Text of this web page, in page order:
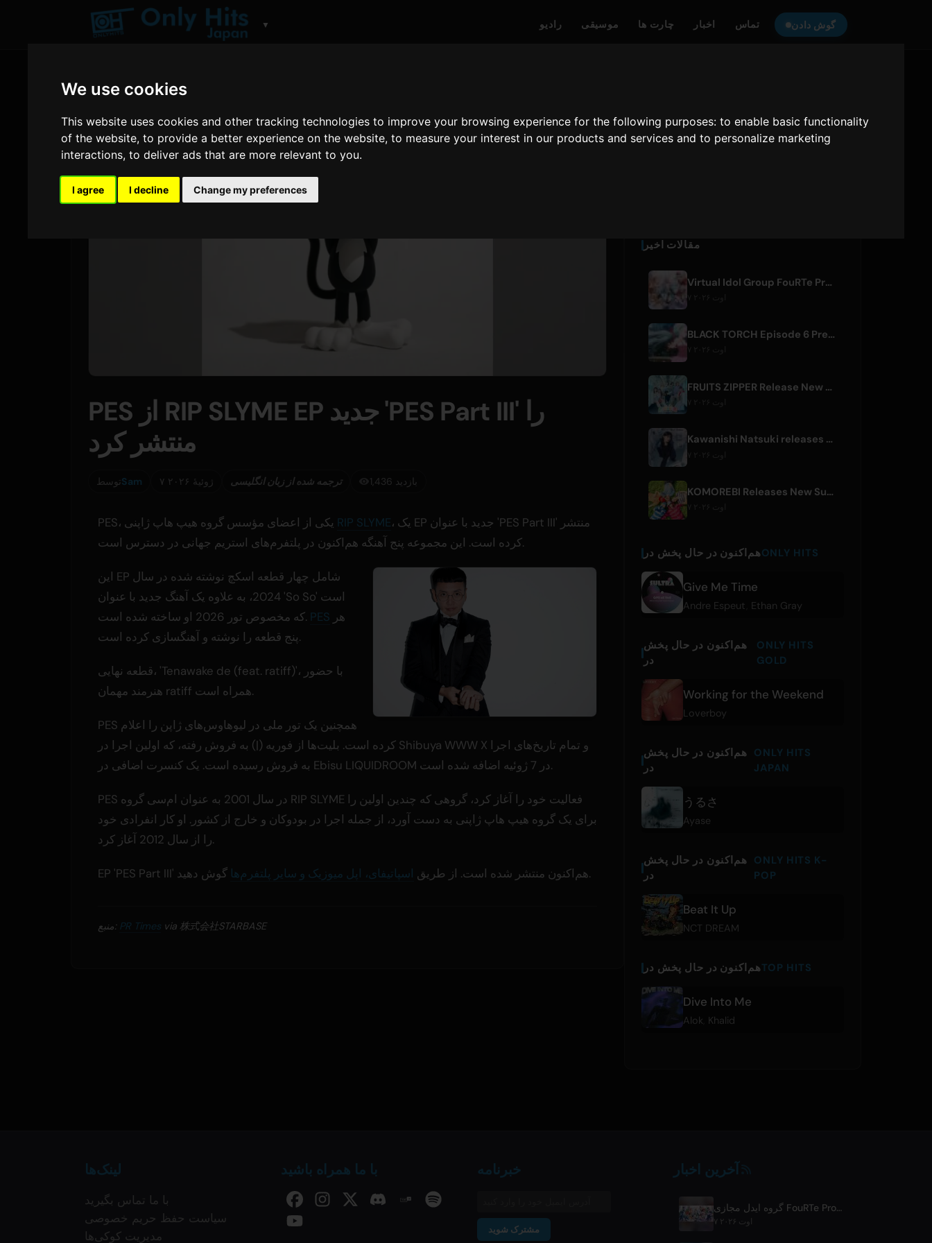
We use cookies
This website uses cookies and other tracking technologies to improve your browsing experience for the following purposes:to enable basic functionality
of the website,to provide a better experience on the website,to measure your interest in our products and services and to personalize marketing
interactions,to deliver ads that are more relevant to you.
I agree I decline Change my preferences
▼ رادیو موسیقی چارت ها اخبار تماس گوش دادن
PES از RIP SLYME EP جدید 'PES Part III' را
منتشر کرد
توسطSam ۷ ژوئیهٔ ۲۰۲۶ ترجمه شده از زبان انگلیسی 1,436 بازدید
RIP SLYME، یک EP جدید با عنوان 'PES Part III' منتشر
کرده است. این مجموعه پنج آهنگه هم‌اکنون در پلتفرم‌های استریم جهانی در دسترس است.
این EP شامل چهار قطعه اسکچ نوشته شده در سال
2024، به علاوه یک آهنگ جدید با عنوان 'So So' است
که مخصوص تور 2026 او ساخته شده است. PES
پنج قطعه را نوشته و آهنگسازی کرده است.
قطعه نهایی، 'Tenawake de (feat. ratiff)'، با حضور
هنرمند مهمان ratiff همراه است.
PES همچنین یک تور ملی در لیوهاوس‌های ژاپن را اعلام
کرده است. بلیت‌ها از فوریه (|) به فروش رفته، که اولین اجرا در Shibuya WWW X و تمام تاریخ‌های اجرا
به فروش رسیده است. یک کنسرت اضافی در Ebisu LIQUIDROOM در 7 ژوئیه اضافه شده است.
PES در سال 2001 به عنوان ام‌سی گروه RIP SLYME فعالیت خود را آغاز کرد، گروهی که چندین اولین را
برای یک گروه هیپ هاپ ژاپنی به دست آورد، از جمله اجرا در بودوکان و خارج از کشور. او کار انفرادی خود
را از سال 2012 آغاز کرد.
EP 'PES Part III' هم‌اکنون منتشر شده است. از طریق اسپاتیفای، اپل میوزیک و سایر پلتفرم‌ها گوش دهید.
منبع: PR Times via 株式会社STARBASE
مقالات اخیر
Virtual Idol Group FouRTe Project Debuts with 'ALL IN' Album Produced by m-flo's ☆Taku Takahashi
BLACK TORCH Episode 6 Preview and Streaming Details
FRUITS ZIPPER Release New Collaboration Song '1,2,3,FOOOOUR'
Kawanishi Natsuki releases digital single 'Sayonara wa Ichiban Kirei na Atashi de'
KOMOREBI Releases New Summer Single 'Letsu Natsu'
هم‌اکنون در حال پخش درONLY HITS
Give Me Time
Andre Espeut Ethan Gray
هم‌اکنون در حال پخش
در
ONLY HITS
GOLD
Working for the Weekend
Loverboy
هم‌اکنون در حال پخش
در
ONLY HITS
JAPAN
うるさ
Ayase
هم‌اکنون در حال پخش
در
ONLY HITS K-
POP
Beat It Up
NCT DREAM
هم‌اکنون در حال پخش درTOP HITS
Dive Into Me
Alok Khalid
لینک‌ها
با ما تماس بگیرید
سیاست حفظ حریم خصوصی
مدیریت کوکی‌ها
با ما همراه باشید خبرنامه
مشترک شوید
آخرین اخبار
گروه ایدل مجازی FouRTe Project با آلبوم 'ALL IN' ساخته‌ی ☆Taku Takahashi از m-flo فعالیت خود را آغاز کرد
۷ اوت ۲۰۲۶